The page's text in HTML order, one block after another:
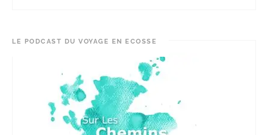
LE PODCAST DU VOYAGE EN ECOSSE